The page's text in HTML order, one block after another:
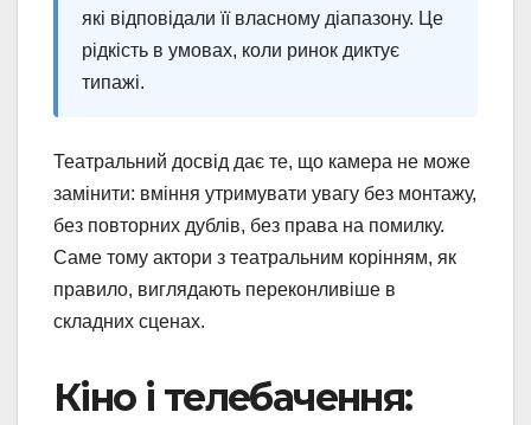
які відповідали її власному діапазону. Це
рідкість в умовах, коли ринок диктує
типажі.
Театральний досвід дає те, що камера не може
замінити: вміння утримувати увагу без монтажу,
без повторних дублів, без права на помилку.
Саме тому актори з театральним корінням, як
правило, виглядають переконливіше в
складних сценах.
Кіно і телебачення: